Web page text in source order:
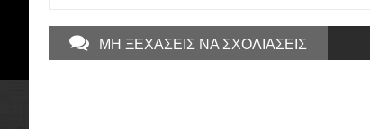
ΜΗ ΞΕΧΑΣΕΙΣ ΝΑ ΣΧΟΛΙΑΣΕΙΣ